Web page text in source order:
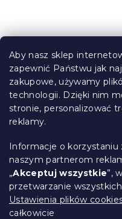
Aby nasz sklep
zapewnić Państwu jak
zakupowe, używamy
technologii. Dzięki nim
stronie, personalizować
reklamy.
Informacje o korzystaniu
naszym partnerom
„Akceptuj wszystkie”,
przetwarzanie
Ustawienia plików
całkowicie
Kreponowa
W magazynie